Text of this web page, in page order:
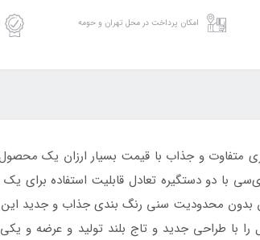
امکان پرداخت در محل تهران و حومه
سال ۲۰۲۳ شرکت اینتکس ظاهری متفاوت و جذاب با قیمت بسیار
دو دستگیره تعادل قابلیت استفاده برای
با طراحی جدید و تاج بلند تولید و عرضه و